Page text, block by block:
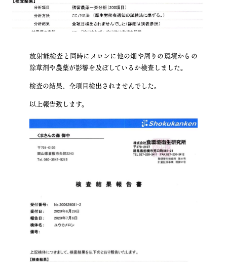
放射能検査と同時にメロンに他の畑や周りの環境からの
除草剤や農薬が影響を及ぼしているか検査しました。
検査の結果、全項目検出されませんでした。
以上報告致します。